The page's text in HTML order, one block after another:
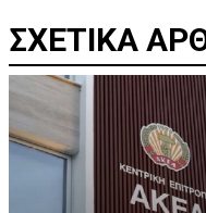
ΣΧΕΤΙΚΑ